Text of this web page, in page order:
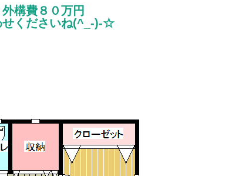
構費８０万円
せくださいね(^_-)-☆